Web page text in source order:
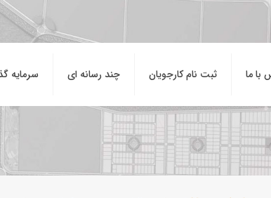
سرمایه چند رسانه ای ثبت نام کارجویان با ما